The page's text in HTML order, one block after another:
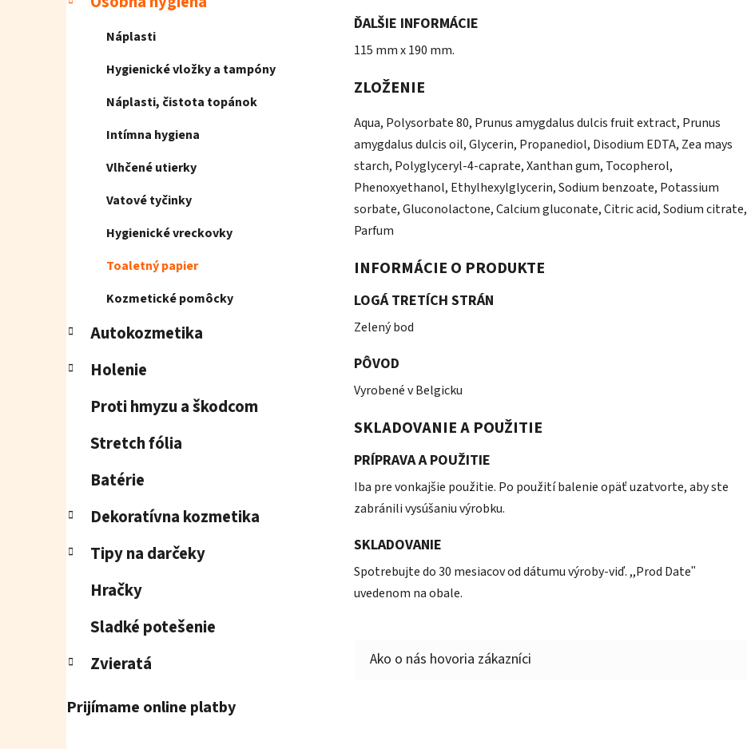
Náplasti
Hygienické vložky a tampóny
Náplasti, čistota topánok
Intímna hygiena
Vlhčené utierky
Vatové tyčinky
Hygienické vreckovky
Toaletný papier
Kozmetické pomôcky
Autokozmetika
Holenie
Proti hmyzu a škodcom
Stretch fólia
Batérie
Dekoratívna kozmetika
Tipy na darčeky
Hračky
Sladké potešenie
Zvieratá
Prijímame online platby
ĎALŠIE INFORMÁCIE
115 mm x 190 mm.
ZLOŽENIE
Aqua, Polysorbate 80, Prunus amygdalus dulcis fruit extract, Prunus
amygdalus dulcis oil, Glycerin, Propanediol, Disodium EDTA, Zea mays
starch, Polyglyceryl-4-caprate, Xanthan gum, Tocopherol,
Phenoxyethanol, Ethylhexylglycerin, Sodium benzoate, Potassium
sorbate, Gluconolactone, Calcium gluconate, Citric acid, Sodium citrate,
Parfum
INFORMÁCIE O PRODUKTE
LOGÁ TRETÍCH STRÁN
Zelený bod
PÔVOD
Vyrobené v Belgicku
SKLADOVANIE A POUŽITIE
PRÍPRAVA A POUŽITIE
Iba pre vonkajšie použitie. Po použití balenie opäť uzatvorte, aby ste
zabránili vysúšaniu výrobku.
SKLADOVANIE
Spotrebujte do 30 mesiacov od dátumu výroby-viď. ,,Prod Dateʺ
uvedenom na obale.